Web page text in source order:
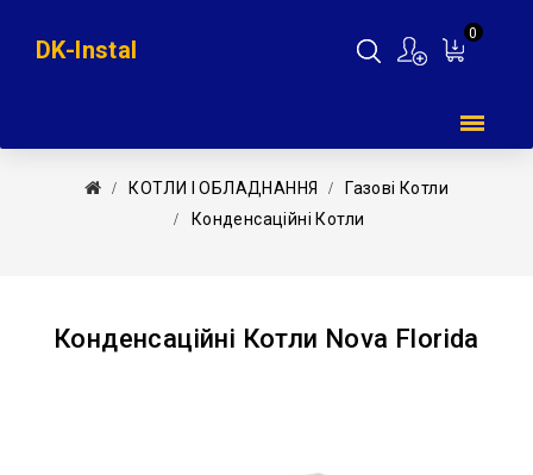
0
DK-Instal
КОТЛИ І ОБЛАДНАННЯ
Газові Котли
Конденсаційні Котли
Конденсаційні Котли Nova Florida